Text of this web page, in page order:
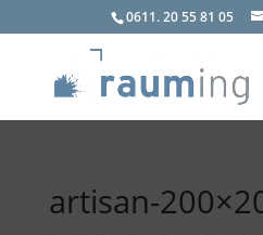
0611. 20 55 81 05
artisan-